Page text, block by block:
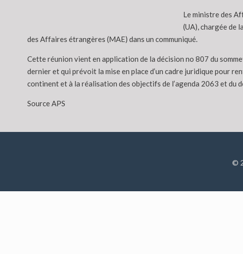
Le ministre des
(UA), chargée de
des Affaires étrangères (MAE) dans un communiqué.
Cette réunion vient en application de la décision no 807 du
dernier et qui prévoit la mise en place d’un cadre juridique pour
continent et à la réalisation des objectifs de l’agenda 2063 et du
Source APS
©